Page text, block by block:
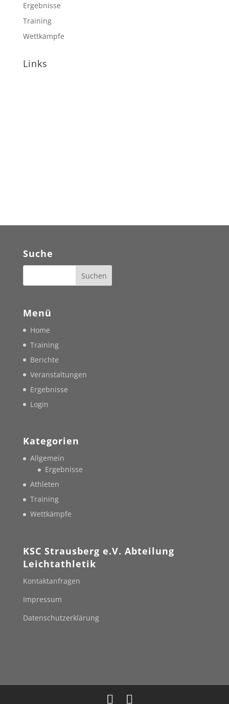
Ergebnisse
Training
Wettkämpfe
Links
Suche
Menü
Home
Training
Berichte
Veranstaltungen
Ergebnisse
Login
Kategorien
Allgemein
Ergebnisse
Athleten
Training
Wettkämpfe
KSC Strausberg e.V. Abteilung
Leichtathletik
Kontaktanfragen
Impressum
Datenschutzerklärung